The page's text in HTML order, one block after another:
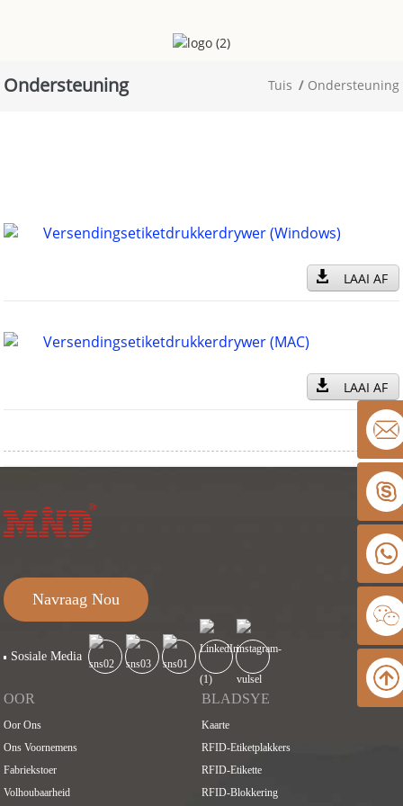
Ondersteuning Tuis Ondersteuning
Versendingsetiketdrukkerdrywer (Windows)
LAAI AF
Versendingsetiketdrukkerdrywer (MAC)
LAAI AF
Navraag Nou
Sosiale Media
OOR
Oor Ons
Ons Voornemens
Fabriekstoer
Volhoubaarheid
BLADSYE
Kaarte
RFID-Etiketplakkers
RFID-Etikette
RFID-Blokkering